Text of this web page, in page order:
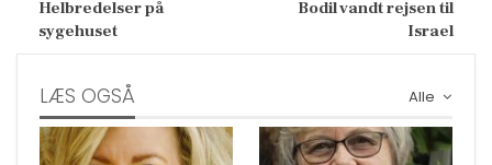
Helbredelser på
sygehuset
Bodil vandt rejsen til
Israel
Alle
LÆS OGSÅ